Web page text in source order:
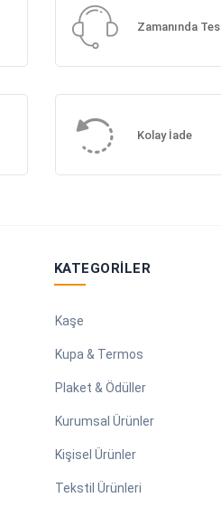
Zamanında
Kolay İade
KATEGORILER
Kaşe
Kupa & Termos
Plaket & Ödüller
Kurumsal Ürünler
Kişisel Ürünler
Tekstil Ürünleri